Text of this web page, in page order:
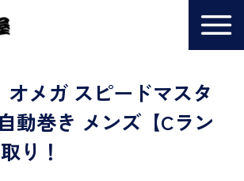
オメガ スピードマスタ
動巻き メンズ【Cラン
り！